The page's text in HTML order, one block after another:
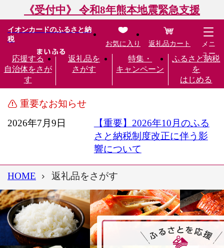
《受付中》 令和8年熊本地震緊急支援
イオンカードのふるさと納
税
応援する
自治体をさが
す
返礼品を
さがす
特集・
キャンペーン
ふるさと納税
を
はじめる
お気に入り 返礼品カート
メニ
ュー
重要なお知らせ
2026年7月9日
【重要】2026年10月のふる
さと納税制度改正に伴う影
響について
HOME 返礼品をさがす